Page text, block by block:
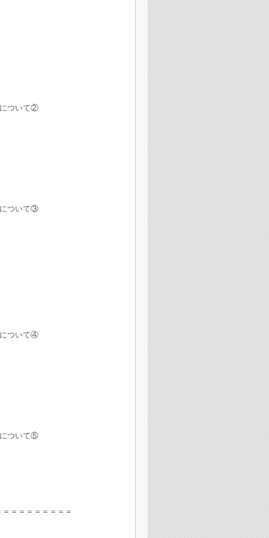
について②
について③
について④
について⑤
＝＝＝＝＝＝＝＝